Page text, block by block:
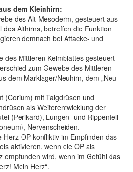
dem Kleinhirn:
des Alt-Mesoderm, gesteuert aus
des Althirns, betreffen die Funktion
demnach bei Attacke- und
des Mittleren Keimblattes gesteuert
zum Gewebe des Mittleren
dem Marklager/Neuhirn, dem „Neu-
(Corium) mit Talgdrüsen und
als Weiterentwicklung der
(Perikard), Lungen- und Rippenfell
Nervenscheiden.
Herz-OP konfliktiv im Empfinden das
aktivieren, wenn die OP als
empfunden wird, wenn im Gefühl das
Mein Herz“.